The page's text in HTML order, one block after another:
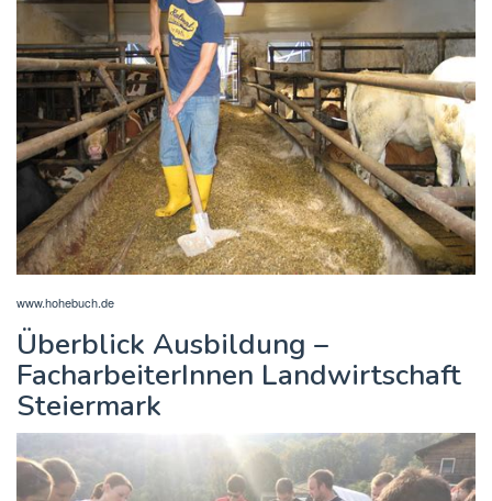
www.hohebuch.de
Überblick Ausbildung –
FacharbeiterInnen Landwirtschaft
Steiermark